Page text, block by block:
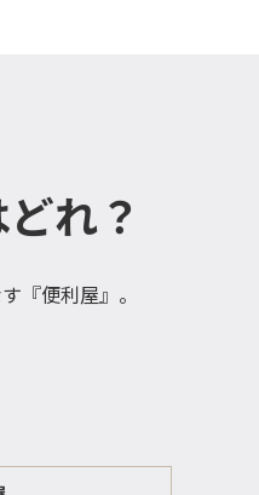
れ？
『便利屋』。